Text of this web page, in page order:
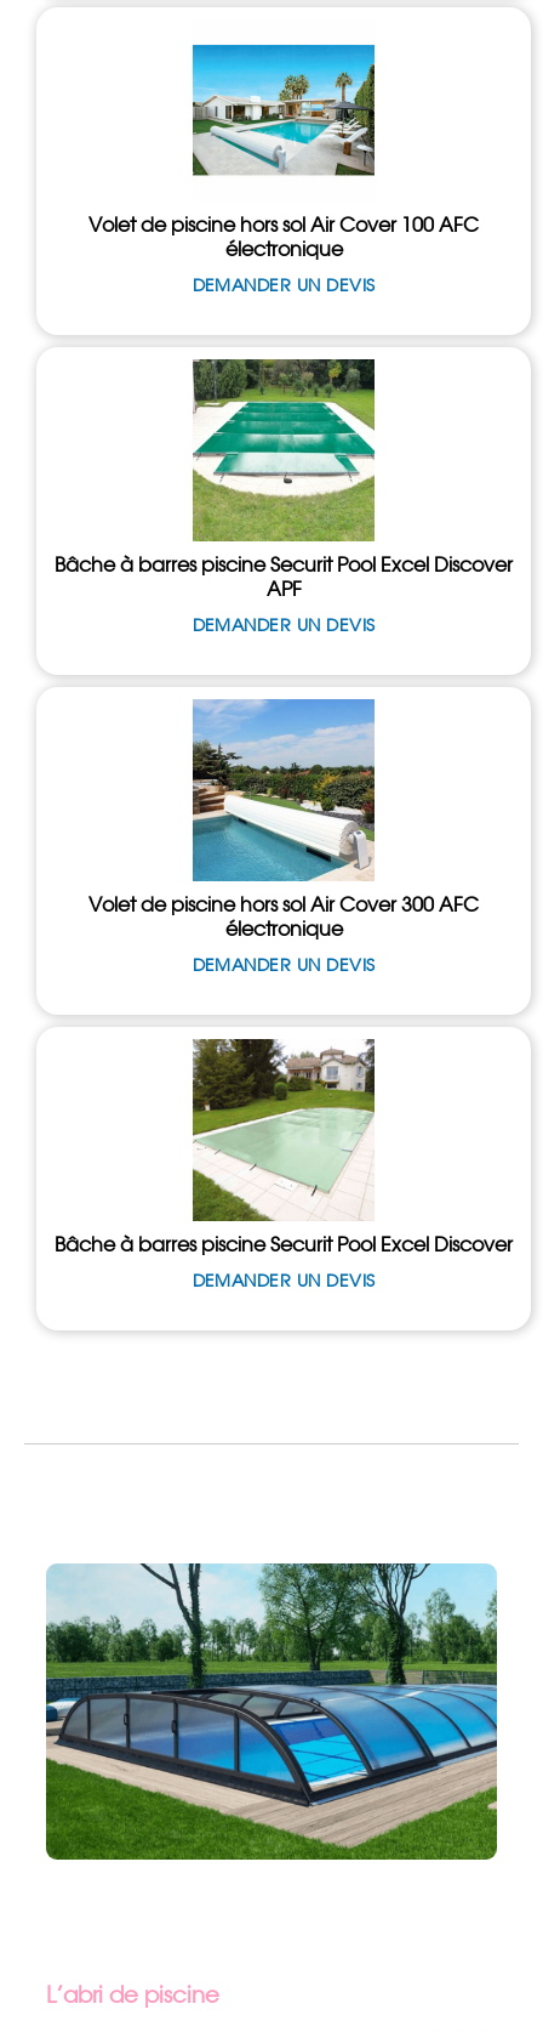
Volet de piscine hors sol Air Cover 100 AFC
électronique
DEMANDER UN DEVIS
Bâche à barres piscine Securit Pool Excel Discover
APF
DEMANDER UN DEVIS
Volet de piscine hors sol Air Cover 300 AFC
électronique
DEMANDER UN DEVIS
Bâche à barres piscine Securit Pool Excel Discover
DEMANDER UN DEVIS
L’abri de piscine